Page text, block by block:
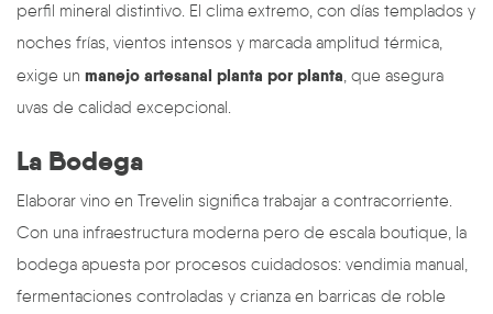
perfil mineral distintivo. El clima extremo, con días templados y
noches frías, vientos intensos y marcada amplitud térmica,
exige un manejo artesanal planta por planta, que asegura
uvas de calidad excepcional.
La Bodega
Elaborar vino en Trevelin significa trabajar a contracorriente.
Con una infraestructura moderna pero de escala boutique, la
bodega apuesta por procesos cuidadosos: vendimia manual,
fermentaciones controladas y crianza en barricas de roble